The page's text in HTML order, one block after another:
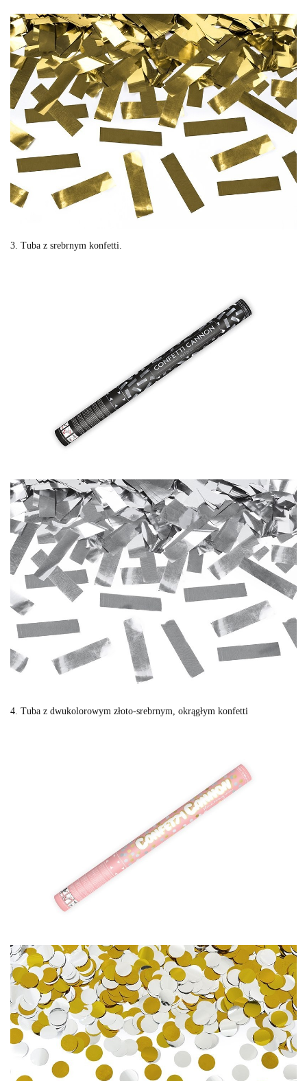
3. Tuba z srebrnym konfetti.
4. Tuba z dwukolorowym złoto-srebrnym, okrągłym konfetti